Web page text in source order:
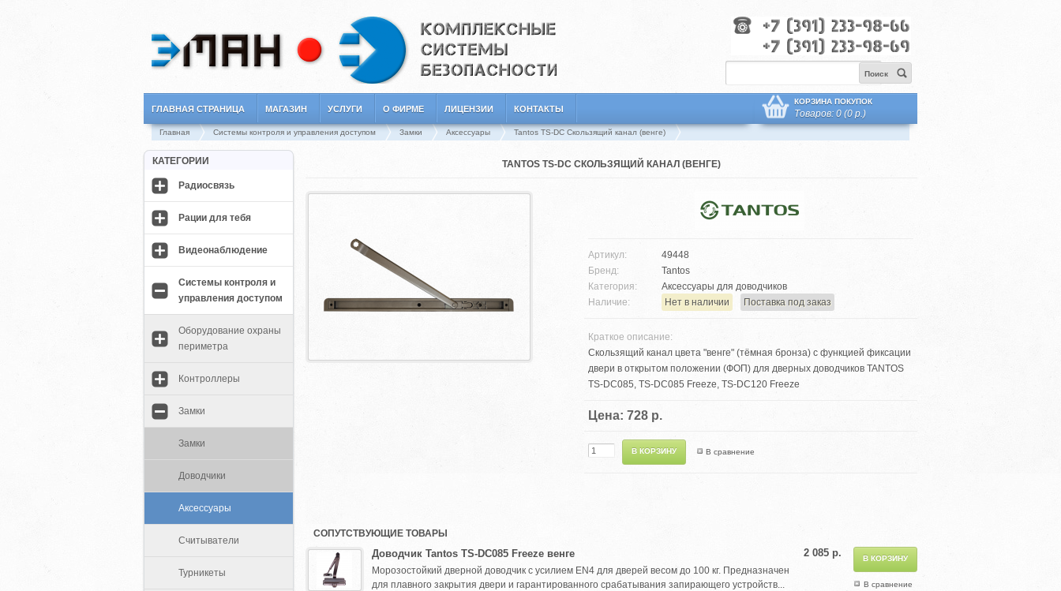
Поиск
ГЛАВНАЯ СТРАНИЦА МАГАЗИН УСЛУГИ О ФИРМЕ ЛИЦЕНЗИИ КОНТАКТЫ
КОРЗИНА ПОКУПОК
Товаров: 0 (0 р.)
Главная Системы контроля и управления доступом Замки Аксессуары Tantos TS-DC Скользящий канал (венге)
КАТЕГОРИИ
Радиосвязь
Рации для тебя
Видеонаблюдение
Системы контроля и
управления доступом
Оборудование охраны
периметра
Контроллеры
Замки
Замки
Доводчики
Аксессуары
Считыватели
Турникеты
TANTOS TS-DC СКОЛЬЗЯЩИЙ КАНАЛ (ВЕНГЕ)
Артикул:
49448
Бренд:
Tantos
Категория:
Аксессуары для доводчиков
Наличие:
Нет в наличии Поставка под заказ
Краткое описание:
Скользящий канал цвета "венге" (тёмная бронза) с функцией фиксации
двери в открытом положении (ФОП) для дверных доводчиков TANTOS
TS-DC085, TS-DC085 Freeze, TS-DC120 Freeze
Цена: 728 р.
В сравнение
СОПУТСТВУЮЩИЕ ТОВАРЫ
В сравнение
2 085 р.
Доводчик Tantos TS-DC085 Freeze венге
Морозостойкий дверной доводчик с усилием EN4 для дверей весом до 100 кг. Предназначен
для плавного закрытия двери и гарантированного срабатывания запирающего устройств...